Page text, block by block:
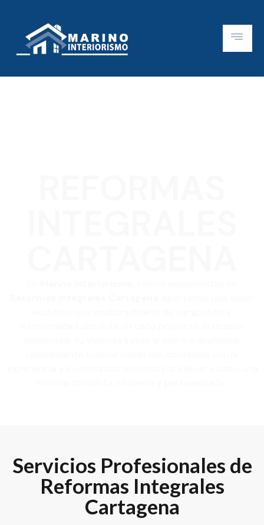
Servicios Profesionales de
Reformas Integrales
Cartagena